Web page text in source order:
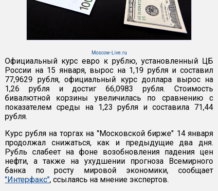
Moscow-Live.ru
Официальный курс евро к рублю, установленный ЦБ
России на 15 января, вырос на 1,19 рубля и составил
77,9629 рубля, официальный курс доллара вырос на
1,26 рубля и достиг 66,0983 рубля. Стоимость
бивалютной корзины увеличилась по сравнению с
показателем среды на 1,23 рубля и составила 71,44
рубля.
Курс рубля на торгах на "Московской бирже" 14 января
продолжал снижаться, как и предыдущие два дня.
Рубль слабеет на фоне возобновления падения цен
нефти, а также на ухудшении прогноза Всемирного
банка по росту мировой экономики, сообщает
"Интерфакс", ссылаясь на мнение экспертов.